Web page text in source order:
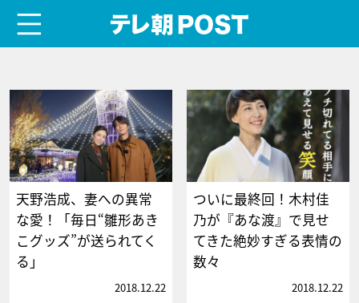
天野浩成、妻への異常
な愛！「毎日“雛形あき
こグッズ”が送られてく
る」
2018.12.22
ついに最終回！木村佳
乃が『あな渡』で見せ
てきた絶妙すぎる表情の
数々
2018.12.22